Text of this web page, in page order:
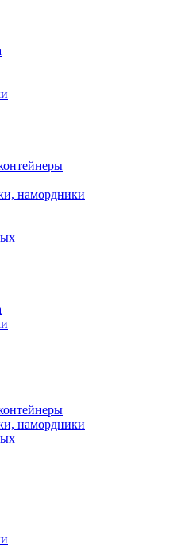
намордники
намордники